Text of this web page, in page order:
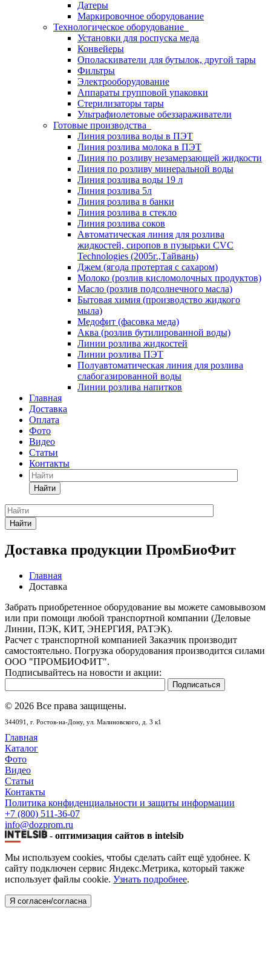
Датеры
Маркировочное оборудование
Технологическое оборудование
Установки для роспуска меда
Конвейеры
Ополаскиватели для бутылок, другой тары
Фильтры
Электрооборудование
Аппараты групповой упаковки
Стерилизаторы тары
Ультрафиолетовые обеззараживатели
Готовые производства
Линия розлива воды в ПЭТ
Линия розлива молока в ПЭТ
Линия по розливу незамерзающей жидкости
Линия по розливу минеральной воды
Линия розлива воды 19 л
Линия розлива 5л
Линия розлива в банки
Линия розлива в стекло
Линия розлива соков
Автоматическая линия для розлива
жидкостей, сиропов в пузырьки CVC
Technologies (2005г.,Тайвань)
Джем (ягода протертая с сахаром)
Молоко (розлив кисломолочных продуктов)
Масло (розлив подсолнечного масла)
Бытовая химия (производство жидкого
мыла)
Медофит (фасовка меда)
Аква (розлив бутилированной воды)
Линии розлива жидкостей
Линии розлива ПЭТ
Полуавтоматическая линия для розлива
слабогазированной воды
Линии розлива напитков
Главная
Доставка
Оплата
Фото
Видео
Статьи
Контакты
Найти
Найти
Доставка продукции ПромБиоФит
Главная
Доставка
Забрать приобретенное оборудование вы можете самовывозом
или при помощи любой транспортной компании (Деловые
Линии, ПЭК, КИТ, ЭНЕРГИЯ, РАТЭК).
Расчет с транспортной компанией Заказчик производит
самостоятельно. Погрузка оборудования производится силами
ООО "ПРОМБИОФИТ".
Подписывайтесь на новости и акции:
© 2026 Все права защищены.
344091, г. Ростов-на-Дону, ул. Малиновского, д. 3 к1
Главная
Каталог
Фото
Видео
Статьи
Контакты
Политика конфиденциальности и защиты информации
+7 (800) 511-36-07
info@dozprom.ru
- оптимизация сайтов в intelsib
Мы используем cookies, чтобы сделать сайт ещё удобнее. К
сайту подключен сервис Яндекс.Метрика, который также
использует файлы cookie. Узнать подробнее.
Я согласен/согласна